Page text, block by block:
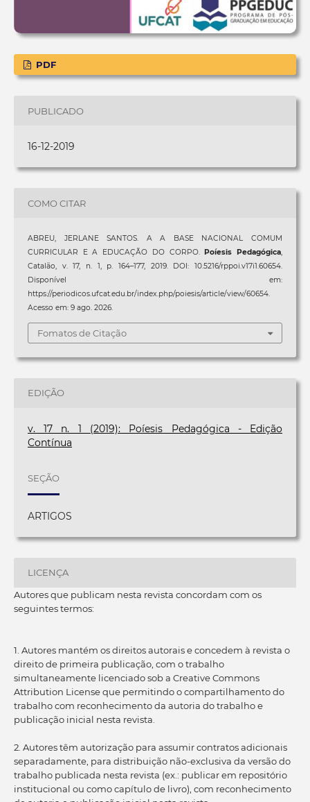
PDF
PUBLICADO
16-12-2019
COMO CITAR
ABREU, JERLANE SANTOS. A A BASE NACIONAL COMUM
CURRICULAR E A EDUCAÇÃO DO CORPO.
Poíesis Pedagógica,
Catalão, v. 17, n. 1, p. 164–177, 2019. DOI: 10.5216/rppoi.v17i1.60654.
Disponível em:
https://periodicos.ufcat.edu.br/index.php/poiesis/article/view/60654.
Acesso em: 9 ago. 2026.
Fomatos de Citação
EDIÇÃO
v. 17 n. 1 (2019): Poíesis Pedagógica - Edição
Contínua
SEÇÃO
ARTIGOS
LICENÇA
Autores que publicam nesta revista concordam com os
seguintes termos:
1. Autores mantém os direitos autorais e concedem à revista o
direito de primeira publicação, com o trabalho
simultaneamente licenciado sob a Creative Commons
Attribution License que permitindo o compartilhamento do
trabalho com reconhecimento da autoria do trabalho e
publicação inicial nesta revista.
2. Autores têm autorização para assumir contratos adicionais
separadamente, para distribuição não-exclusiva da versão do
trabalho publicada nesta revista (ex.: publicar em repositório
institucional ou como capítulo de livro), com reconhecimento